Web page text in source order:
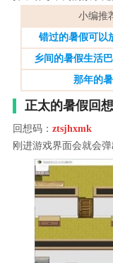
小编推
错过的暑假可以
乡间的暑假生活
那年的
正太的暑假回
回想码： ztsjhxmk
刚进游戏界面会就会